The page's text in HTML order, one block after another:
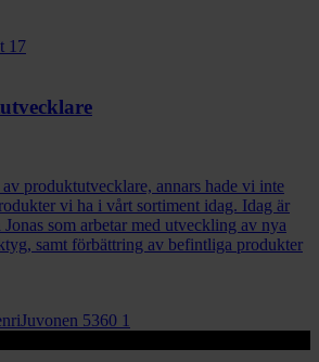
produktutvecklare, annars hade vi inte
vi ha i vårt sortiment idag. Idag är
som arbetar med utveckling av nya
samt förbättring av befintliga produkter